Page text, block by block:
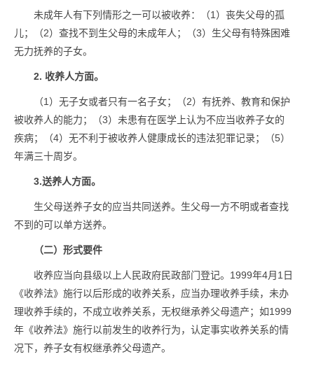
未成年人有下列情形之一可以被收养：（1）丧失父母的孤
儿；（2）查找不到生父母的未成年人；（3）生父母有特殊困难
无力抚养的子女。
2. 收养人方面。
（1）无子女或者只有一名子女；（2）有抚养、教育和保护
被收养人的能力；（3）未患有在医学上认为不应当收养子女的
疾病；（4）无不利于被收养人健康成长的违法犯罪记录；（5）
年满三十周岁。
3.送养人方面。
生父母送养子女的应当共同送养。生父母一方不明或者查找
不到的可以单方送养。
（二）形式要件
收养应当向县级以上人民政府民政部门登记。1999年4月1日
《收养法》施行以后形成的收养关系，应当办理收养手续，未办
理收养手续的，不成立收养关系，无权继承养父母遗产；如1999
年《收养法》施行以前发生的收养行为，认定事实收养关系的情
况下，养子女有权继承养父母遗产。